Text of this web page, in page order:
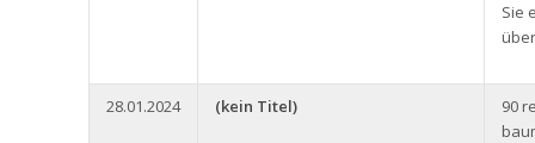
Sie
28.01.2024 (kein Titel)
90